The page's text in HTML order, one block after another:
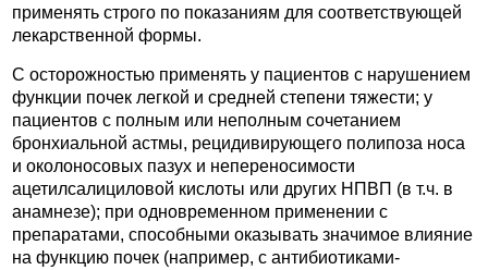
применять строго по показаниям для соответствующей
лекарственной формы.
С осторожностью применять у пациентов с нарушением
функции почек легкой и средней степени тяжести; у
пациентов с полным или неполным сочетанием
бронхиальной астмы, рецидивирующего полипоза носа
и околоносовых пазух и непереносимости
ацетилсалициловой кислоты или других НПВП (в т.ч. в
анамнезе); при одновременном применении с
препаратами, способными оказывать значимое влияние
на функцию почек (например, с антибиотиками-